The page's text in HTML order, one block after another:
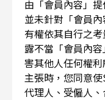
由「會員內容」
並未針對「會員
有權依其自行之
露不當「會員內
害其他人任何權
主張時，您同意
代理人、受僱人